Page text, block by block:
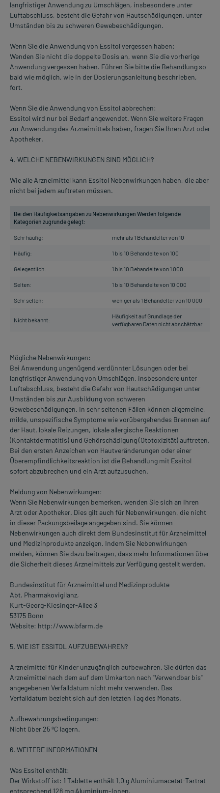
langfristiger Anwendung zu Umschlägen, insbesondere unter
Luftabschluss, besteht die Gefahr von Hautschädigungen, unter
Umständen bis zu schweren Gewebeschädigungen.
Wenn Sie die Anwendung von Essitol vergessen haben:
Wenden Sie nicht die doppelte Dosis an, wenn Sie die vorherige
Anwendung vergessen haben. Führen Sie bitte die Behandlung so
bald wie möglich, wie in der Dosierungsanleitung beschrieben,
fort.
Wenn Sie die Anwendung von Essitol abbrechen:
Essitol wird nur bei Bedarf angewendet. Wenn Sie weitere Fragen
zur Anwendung des Arzneimittels haben, fragen Sie Ihren Arzt oder
Apotheker.
4. WELCHE NEBENWIRKUNGEN SIND MÖGLICH?
Wie alle Arzneimittel kann Essitol Nebenwirkungen haben, die aber
nicht bei jedem auftreten müssen.
Bei den Häufigkeitsangaben zu Nebenwirkungen Werden folgende
Kategorien zugrunde gelegt:
Sehr häufig: mehr als 1 Behandelter von 10
Häufig: 1 bis 10 Behandelte von 100
Gelegentlich: 1 bis 10 Behandelte von 1 000
Selten: 1 bis 10 Behandelte von 10 000
Sehr selten: weniger als 1 Behandelter von 10 000
Nicht bekannt:
Häufigkeit auf Grundlage der
verfügbaren Daten nicht abschätzbar.
Mögliche Nebenwirkungen:
Bei Anwendung ungenügend verdünnter Lösungen oder bei
langfristiger Anwendung von Umschlägen, insbesondere unter
Luftabschluss, besteht die Gefahr von Hautschädigungen unter
Umständen bis zur Ausbildung von schweren
Gewebeschädigungen. In sehr seltenen Fällen können allgemeine,
milde, unspezifische Symptome wie vorübergehendes Brennen auf
der Haut, lokale Reizungen, lokale allergische Reaktionen
(Kontaktdermatitis) und Gehörschädigung (Ototoxizität) auftreten.
Bei den ersten Anzeichen von Hautveränderungen oder einer
Überempfindlichkeitsreaktion ist die Behandlung mit Essitol
sofort abzubrechen und ein Arzt aufzusuchen.
Meldung von Nebenwirkungen:
Wenn Sie Nebenwirkungen bemerken, wenden Sie sich an Ihren
Arzt oder Apotheker. Dies gilt auch für Nebenwirkungen, die nicht
in dieser Packungsbeilage angegeben sind. Sie können
Nebenwirkungen auch direkt dem Bundesinstitut für Arzneimittel
und Medizinprodukte anzeigen. Indem Sie Nebenwirkungen
melden, können Sie dazu beitragen, dass mehr Informationen über
die Sicherheit dieses Arzneimittels zur Verfügung gestellt werden.
Bundesinstitut für Arzneimittel und Medizinprodukte
Abt. Pharmakovigilanz,
Kurt-Georg-Kiesinger-Allee 3
53175 Bonn
Website: http://www.bfarm.de
5. WIE IST ESSITOL AUFZUBEWAHREN?
Arzneimittel für Kinder unzugänglich aufbewahren. Sie dürfen das
Arzneimittel nach dem auf dem Umkarton nach "Verwendbar bis"
angegebenen Verfalldatum nicht mehr verwenden. Das
Verfalldatum bezieht sich auf den letzten Tag des Monats.
Aufbewahrungsbedingungen:
Nicht über 25 ºC lagern.
6. WEITERE INFORMATIONEN
Was Essitol enthält:
Der Wirkstoff ist: 1 Tablette enthält 1,0 g Aluminiumacetat-Tartrat
entsprechend 128 mg Aluminium-Ionen.